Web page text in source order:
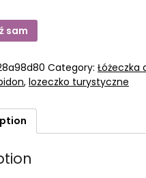
sam
Category: Łóżeczka
, lozeczko turystyczne